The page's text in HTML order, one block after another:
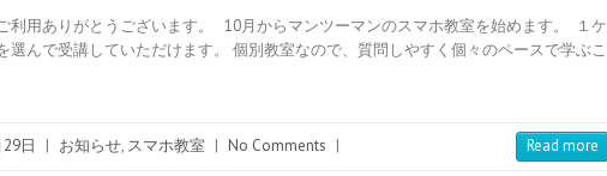
利用ありがとうございます。 10月からマンツーマンのスマホ教室を始めます。 １ケ
選んで受講していただけます。 個別教室なので、質問しやすく個々のペースで学ぶこ
日 | お知らせ, スマホ教室 | No Comments | Read more